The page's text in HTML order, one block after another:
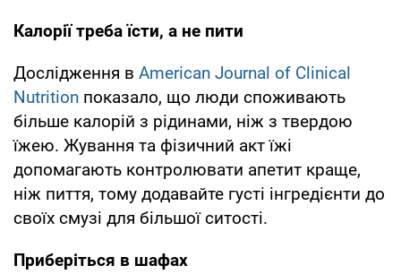
Калорії треба їсти, а не пити
Дослідження в American Journal of Clinical
Nutrition показало, що люди споживають
більше калорій з рідинами, ніж з твердою
їжею. Жування та фізичний акт їжі
допомагають контролювати апетит краще,
ніж пиття, тому додавайте густі інгредієнти до
своїх смузі для більшої ситості.
Приберіться в шафах